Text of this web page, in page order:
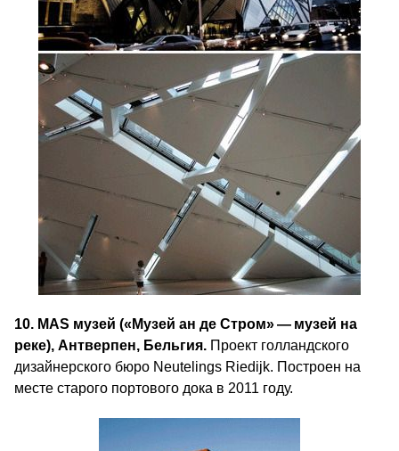
10. MAS музей («Музей ан де Стром» — музей на
реке), Антверпен, Бельгия. Проект голландского
дизайнерского бюро Neutelings Riedijk. Построен на
месте старого портового дока в 2011 году.